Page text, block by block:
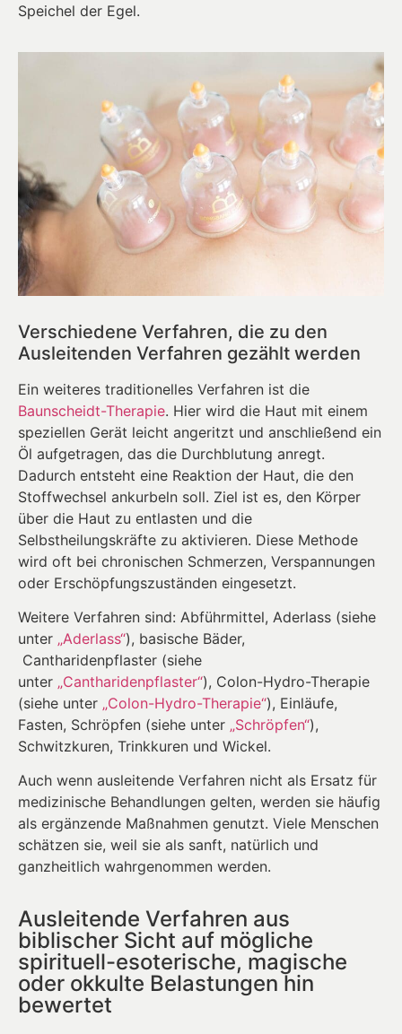
Speichel der Egel.
Verschiedene Verfahren, die zu den
Ausleitenden Verfahren gezählt werden
Ein weiteres traditionelles Verfahren ist die
Baunscheidt-Therapie. Hier wird die Haut mit einem
speziellen Gerät leicht angeritzt und anschließend ein
Öl aufgetragen, das die Durchblutung anregt.
Dadurch entsteht eine Reaktion der Haut, die den
Stoffwechsel ankurbeln soll. Ziel ist es, den Körper
über die Haut zu entlasten und die
Selbstheilungskräfte zu aktivieren. Diese Methode
wird oft bei chronischen Schmerzen, Verspannungen
oder Erschöpfungszuständen eingesetzt.
Weitere Verfahren sind: Abführmittel, Aderlass (siehe
unter „Aderlass“), basische Bäder,
Cantharidenpflaster (siehe
unter „Cantharidenpflaster“), Colon-Hydro-Therapie
(siehe unter „Colon-Hydro-Therapie“), Einläufe,
Fasten, Schröpfen (siehe unter „Schröpfen“),
Schwitzkuren, Trinkkuren und Wickel.
Auch wenn ausleitende Verfahren nicht als Ersatz für
medizinische Behandlungen gelten, werden sie häufig
als ergänzende Maßnahmen genutzt. Viele Menschen
schätzen sie, weil sie als sanft, natürlich und
ganzheitlich wahrgenommen werden.
Ausleitende Verfahren aus
biblischer Sicht auf mögliche
spirituell-esoterische, magische
oder okkulte Belastungen hin
bewertet